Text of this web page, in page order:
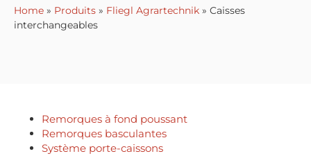
Home » Produits » Fliegl Agrartechnik » Caisses
interchangeables
Remorques à fond poussant
Remorques basculantes
Système porte-caissons